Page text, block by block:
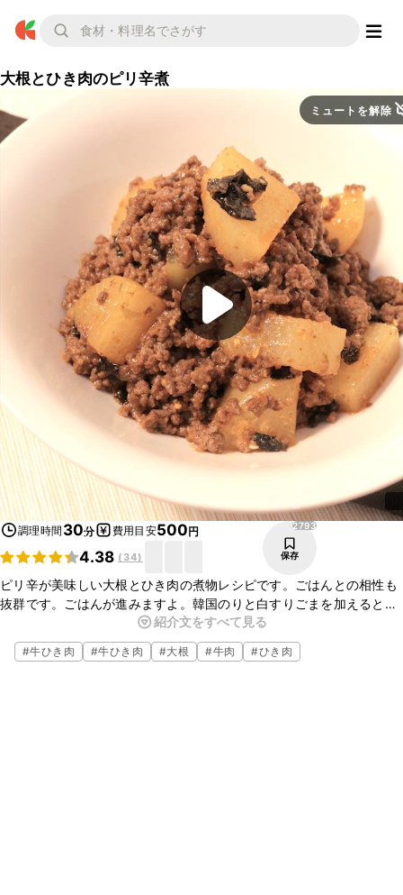
大根とひき肉のピリ辛煮
ミュートを解除
調理時間 30分 費用目安500円
4.38 ( 34)
2793
保存
ピリ辛が美味しい大根とひき肉の煮物レシピです。ごはんとの相性も
抜群です。ごはんが進みますよ。韓国のりと白すりごまを加えると旨
みがアップします。定番の大根の煮物を少しアレンジしたレシピをお
探しの方におすすめです。
紹介文をすべて見る
#牛ひき肉 #牛ひき肉 #大根 #牛肉 #ひき肉